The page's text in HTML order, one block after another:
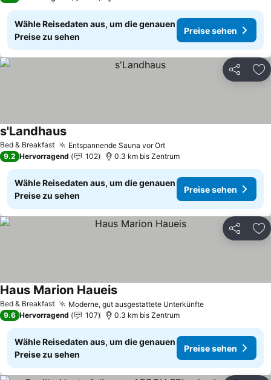
Wähle Reisedaten aus, um die genauen
Preise zu sehen
Preise sehen
Teilen
Bed & Breakfast Entspannende Sauna vor Ort
s'Landhaus
9.2 Hervorragend 102 0.3 km bis Zentrum
Wähle Reisedaten aus, um die genauen
Preise zu sehen
Preise sehen
Teilen
Bed & Breakfast Moderne, gut ausgestattete Unterkünfte
Haus Marion Haueis
9.6 Hervorragend 107 0.3 km bis Zentrum
Wähle Reisedaten aus, um die genauen
Preise zu sehen
Preise sehen